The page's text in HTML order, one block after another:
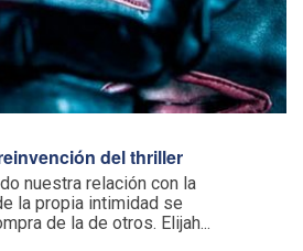
del thriller
nuestra relación con la
la propia intimidad se
de la de otros. Elijah...